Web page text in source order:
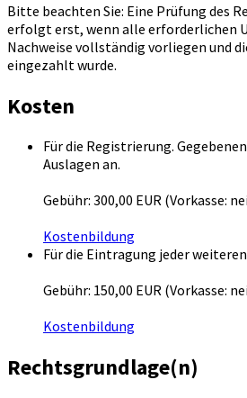
Bitte beachten Sie: Eine Prüfung des
erfolgt erst, wenn alle erforderlichen
Nachweise vollständig vorliegen und
eingezahlt wurde.
Kosten
Für die Registrierung.
Auslagen an.
Gebühr: 300,00 EUR (Vorkasse:
Kostenbildung
Für die Eintragung jeder
Gebühr: 150,00 EUR (Vorkasse:
Kostenbildung
Rechtsgrundlage(n)